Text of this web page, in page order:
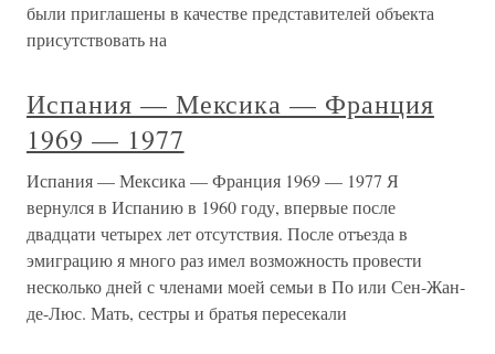
были приглашены в качестве представителей объекта
присутствовать на
Испания — Мексика — Франция
1969 — 1977
Испания — Мексика — Франция 1969 — 1977 Я
вернулся в Испанию в 1960 году, впервые после
двадцати четырех лет отсутствия. После отъезда в
эмиграцию я много раз имел возможность провести
несколько дней с членами моей семьи в По или Сен-Жан-
де-Люс. Мать, сестры и братья пересекали